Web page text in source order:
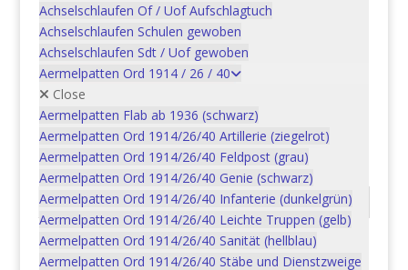
Achselschlaufen Of / Uof Aufschlagtuch
Achselschlaufen Schulen gewoben
Achselschlaufen Sdt / Uof gewoben
Aermelpatten Ord 1914 / 26 / 40
Close
Aermelpatten Flab ab 1936 (schwarz)
Aermelpatten Ord 1914/26/40 Artillerie (ziegelrot)
Aermelpatten Ord 1914/26/40 Feldpost (grau)
Aermelpatten Ord 1914/26/40 Genie (schwarz)
Aermelpatten Ord 1914/26/40 Infanterie (dunkelgrün)
Aermelpatten Ord 1914/26/40 Leichte Truppen (gelb)
Aermelpatten Ord 1914/26/40 Sanität (hellblau)
Aermelpatten Ord 1914/26/40 Stäbe und Dienstzweige
20mm
Flab
Kan
54
gültig
ab
1.1.1988
Menge
In den Warenkorb
Artikelnummer: REG_1518.0 Kategorie: Reglemente
Beschreibung
Beschreibung